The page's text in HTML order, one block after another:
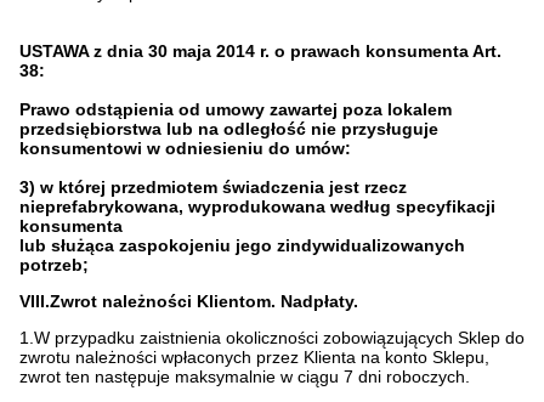
USTAWA z dnia 30 maja 2014 r. o prawach konsumenta Art.
38:
Prawo odstąpienia od umowy zawartej poza lokalem
przedsiębiorstwa lub na odległość nie przysługuje
konsumentowi w odniesieniu do umów:
3) w której przedmiotem świadczenia jest rzecz
nieprefabrykowana, wyprodukowana według specyfikacji
konsumenta
lub służąca zaspokojeniu jego zindywidualizowanych
potrzeb;
VIII.Zwrot należności Klientom. Nadpłaty.
1.W przypadku zaistnienia okoliczności zobowiązujących Sklep do
zwrotu należności wpłaconych przez Klienta na konto Sklepu,
zwrot ten następuje maksymalnie w ciągu 7 dni roboczych.